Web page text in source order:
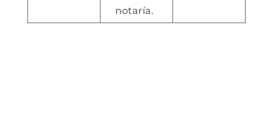
notaría.